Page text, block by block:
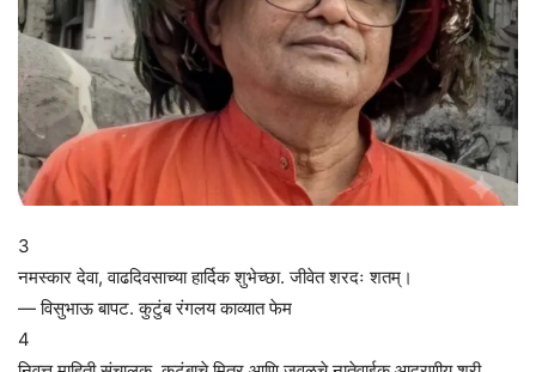
3
नमस्कार देवा, वाढदिवसाच्या हार्दिक शुभेच्छा. जीवेत शरदः शतम्।
— विसुभाऊ बापट. कुटुंब रंगलय काव्यात फेम
4